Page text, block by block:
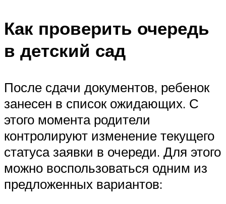
Как проверить очередь
в детский сад
После сдачи документов, ребенок
занесен в список ожидающих. С
этого момента родители
контролируют изменение текущего
статуса заявки в очереди. Для этого
можно воспользоваться одним из
предложенных вариантов: